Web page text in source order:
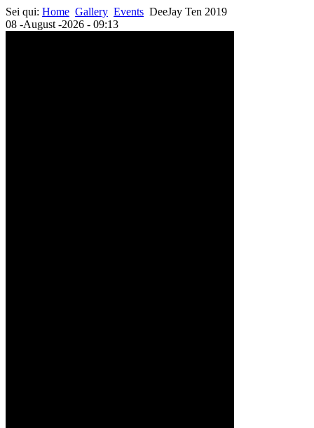
Sei qui: Home Gallery Events DeeJay Ten 2019
08 -August -2026 - 09:13